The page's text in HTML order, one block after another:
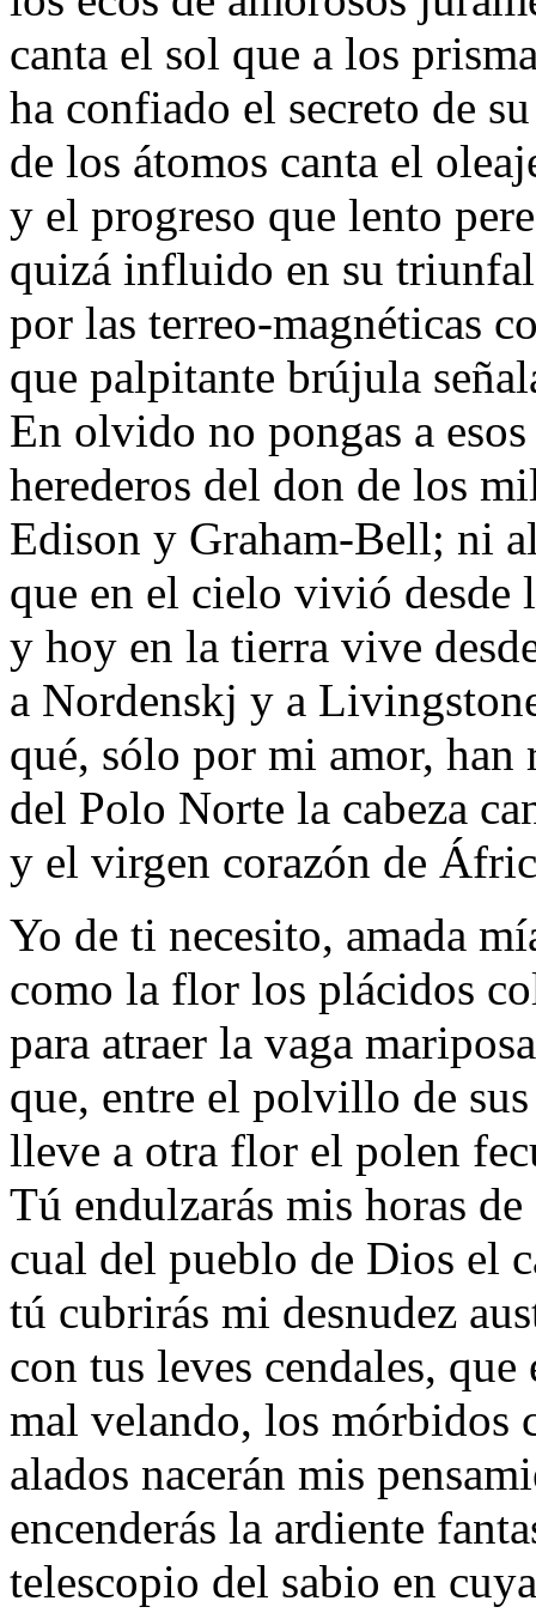
canta el sol que a los
ha confiado el secreto de
de los átomos canta el
y el progreso que lento
quizá influido en su
por las terreo-magnéticas
que palpitante brújula
En olvido no pongas a
herederos del don de los
Edison y Graham-Bell; ni
que en el cielo vivió desde
y hoy en la tierra vive
a Nordenskj y a
qué, sólo por mi amor, han
del Polo Norte la cabeza
y el virgen corazón de
Yo de ti necesito, amada
como la flor los plácidos
para atraer la vaga
que, entre el polvillo de sus
lleve a otra flor el polen
Tú endulzarás mis horas de
cual del pueblo de Dios el
tú cubrirás mi desnudez
con tus leves cendales, que
mal velando, los mórbidos
alados nacerán mis
encenderás la ardiente
telescopio del sabio en